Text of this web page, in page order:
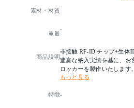
素材・材質
-
重量
-
商品説明
非接触 RF-ID チップ+生体
豊富な納入実績を基に、お
ロッカーを製作いたします。
もっと見る
特徴-